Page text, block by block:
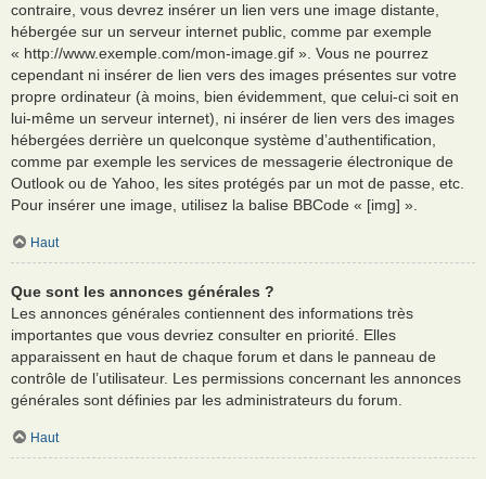
contraire, vous devrez insérer un lien vers une image distante,
hébergée sur un serveur internet public, comme par exemple
« http://www.exemple.com/mon-image.gif ». Vous ne pourrez
cependant ni insérer de lien vers des images présentes sur votre
propre ordinateur (à moins, bien évidemment, que celui-ci soit en
lui-même un serveur internet), ni insérer de lien vers des images
hébergées derrière un quelconque système d’authentification,
comme par exemple les services de messagerie électronique de
Outlook ou de Yahoo, les sites protégés par un mot de passe, etc.
Pour insérer une image, utilisez la balise BBCode « [img] ».
Haut
Que sont les annonces générales ?
Les annonces générales contiennent des informations très
importantes que vous devriez consulter en priorité. Elles
apparaissent en haut de chaque forum et dans le panneau de
contrôle de l’utilisateur. Les permissions concernant les annonces
générales sont définies par les administrateurs du forum.
Haut